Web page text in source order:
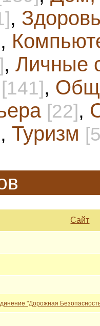
,
,
, Личные
[141],
[22],
, Туризм
Сайт
"Дорожная